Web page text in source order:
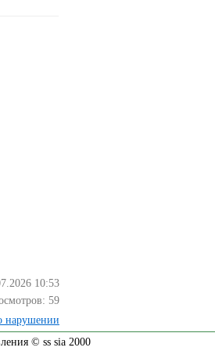
10:53
59
нарушении
© ss sia 2000